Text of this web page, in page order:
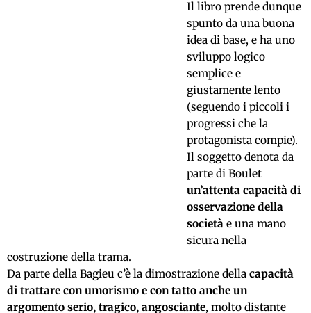
Il libro prende dunque
spunto da una buona
idea di base, e ha uno
sviluppo logico
semplice e
giustamente lento
(seguendo i piccoli i
progressi che la
protagonista compie).
Il soggetto denota da
parte di Boulet
un’attenta capacità di
osservazione della
societàe una mano
sicura nella
costruzione della trama.
Da parte della Bagieu c’è la dimostrazione della capacità
di trattare con umorismo e con tatto anche un
argomento serio, tragico, angosciante, molto distante